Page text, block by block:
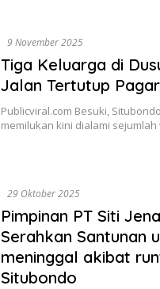
9 November 2025
Tiga Keluarga di
Jalan Tertutup
Publicviral.com Besuki,
memilukan kini dialami
29 Oktober 2025
Pimpinan PT Siti
Serahkan Santunan
meninggal akibat
Situbondo